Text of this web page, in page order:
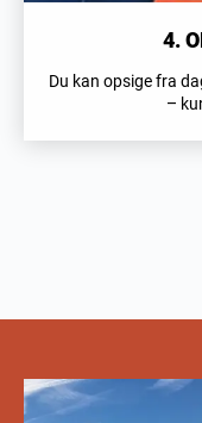
4.
Du kan opsige fra
–